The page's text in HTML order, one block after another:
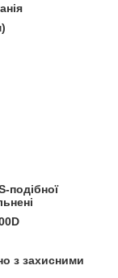
подібної
з захисними